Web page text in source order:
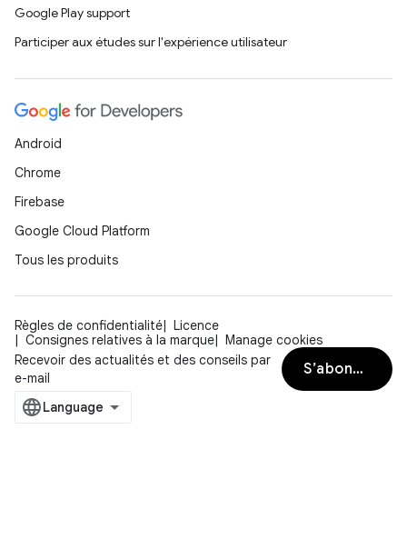
Google Play support
Participer aux études sur l'expérience utilisateur
Android
Chrome
Firebase
Google Cloud Platform
Tous les produits
Règles de confidentialité
Licence
Consignes relatives à la marque
Manage cookies
Recevoir des actualités et des conseils par
e-mail
S’abonner